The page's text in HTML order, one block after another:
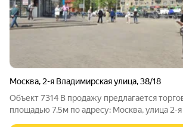
Москва, 2-я Владимирская улица,38/18
Объект 7314 В продажу предлагается
площадью 7.5м по адресу: Москва, улица 2-